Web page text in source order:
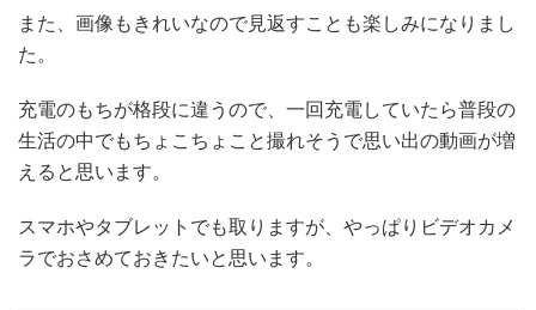
また、画像もきれいなので見返すことも楽しみになりまし
た。
充電のもちが格段に違うので、一回充電していたら普段の
生活の中でもちょこちょこと撮れそうで思い出の動画が増
えると思います。
スマホやタブレットでも取りますが、やっぱりビデオカメ
ラでおさめておきたいと思います。